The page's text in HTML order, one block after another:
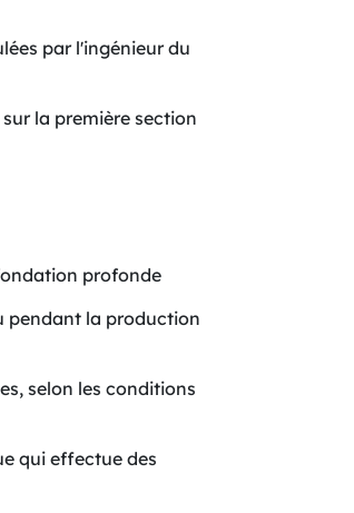
par l'ingénieur du
la première section
profonde
pendant la production
selon les conditions
qui effectue des